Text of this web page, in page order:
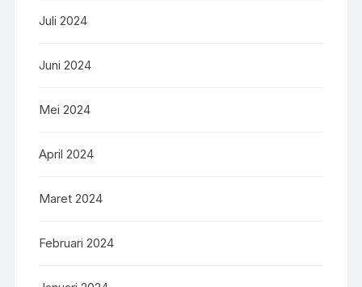
Juli 2024
Juni 2024
Mei 2024
April 2024
Maret 2024
Februari 2024